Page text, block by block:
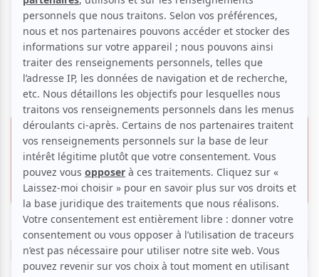
Musique live avec des
artistes invités
Voir les avis -->
24 janvier 2026 -
19h30
Le Cabaret New-Yorkais
910 Boulevard Jarry,
Laval
Offre VIP
25.00 $
Invitation gratuite
Réserver